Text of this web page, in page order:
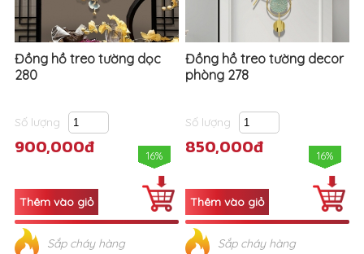
Đồng hồ treo tường dọc
280
Số lượng
900,000đ 16%
Sắp cháy hàng
Đồng hồ treo tường decor
phòng 278
Số lượng
850,000đ 16%
Sắp cháy hàng